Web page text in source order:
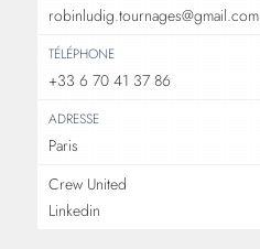
robinludig.tournages@gmail.com
TÉLÉPHONE
+33 6 70 41 37 86
ADRESSE
Paris
Crew United
Linkedin